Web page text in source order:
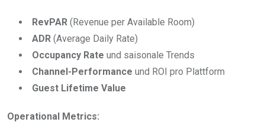
RevPAR (Revenue per Available Room)
ADR (Average Daily Rate)
Occupancy Rate und saisonale Trends
Channel-Performance und ROI pro Plattform
Guest Lifetime Value
Operational Metrics: